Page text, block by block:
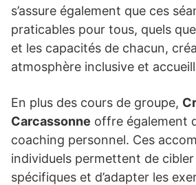
s’assure également que ces
praticables pour tous, quels
et les capacités de chacun,
atmosphère inclusive et
En plus des cours de groupe,
Carcassonne offre également
coaching personnel. Ces
individuels permettent de
spécifiques et d’adapter les